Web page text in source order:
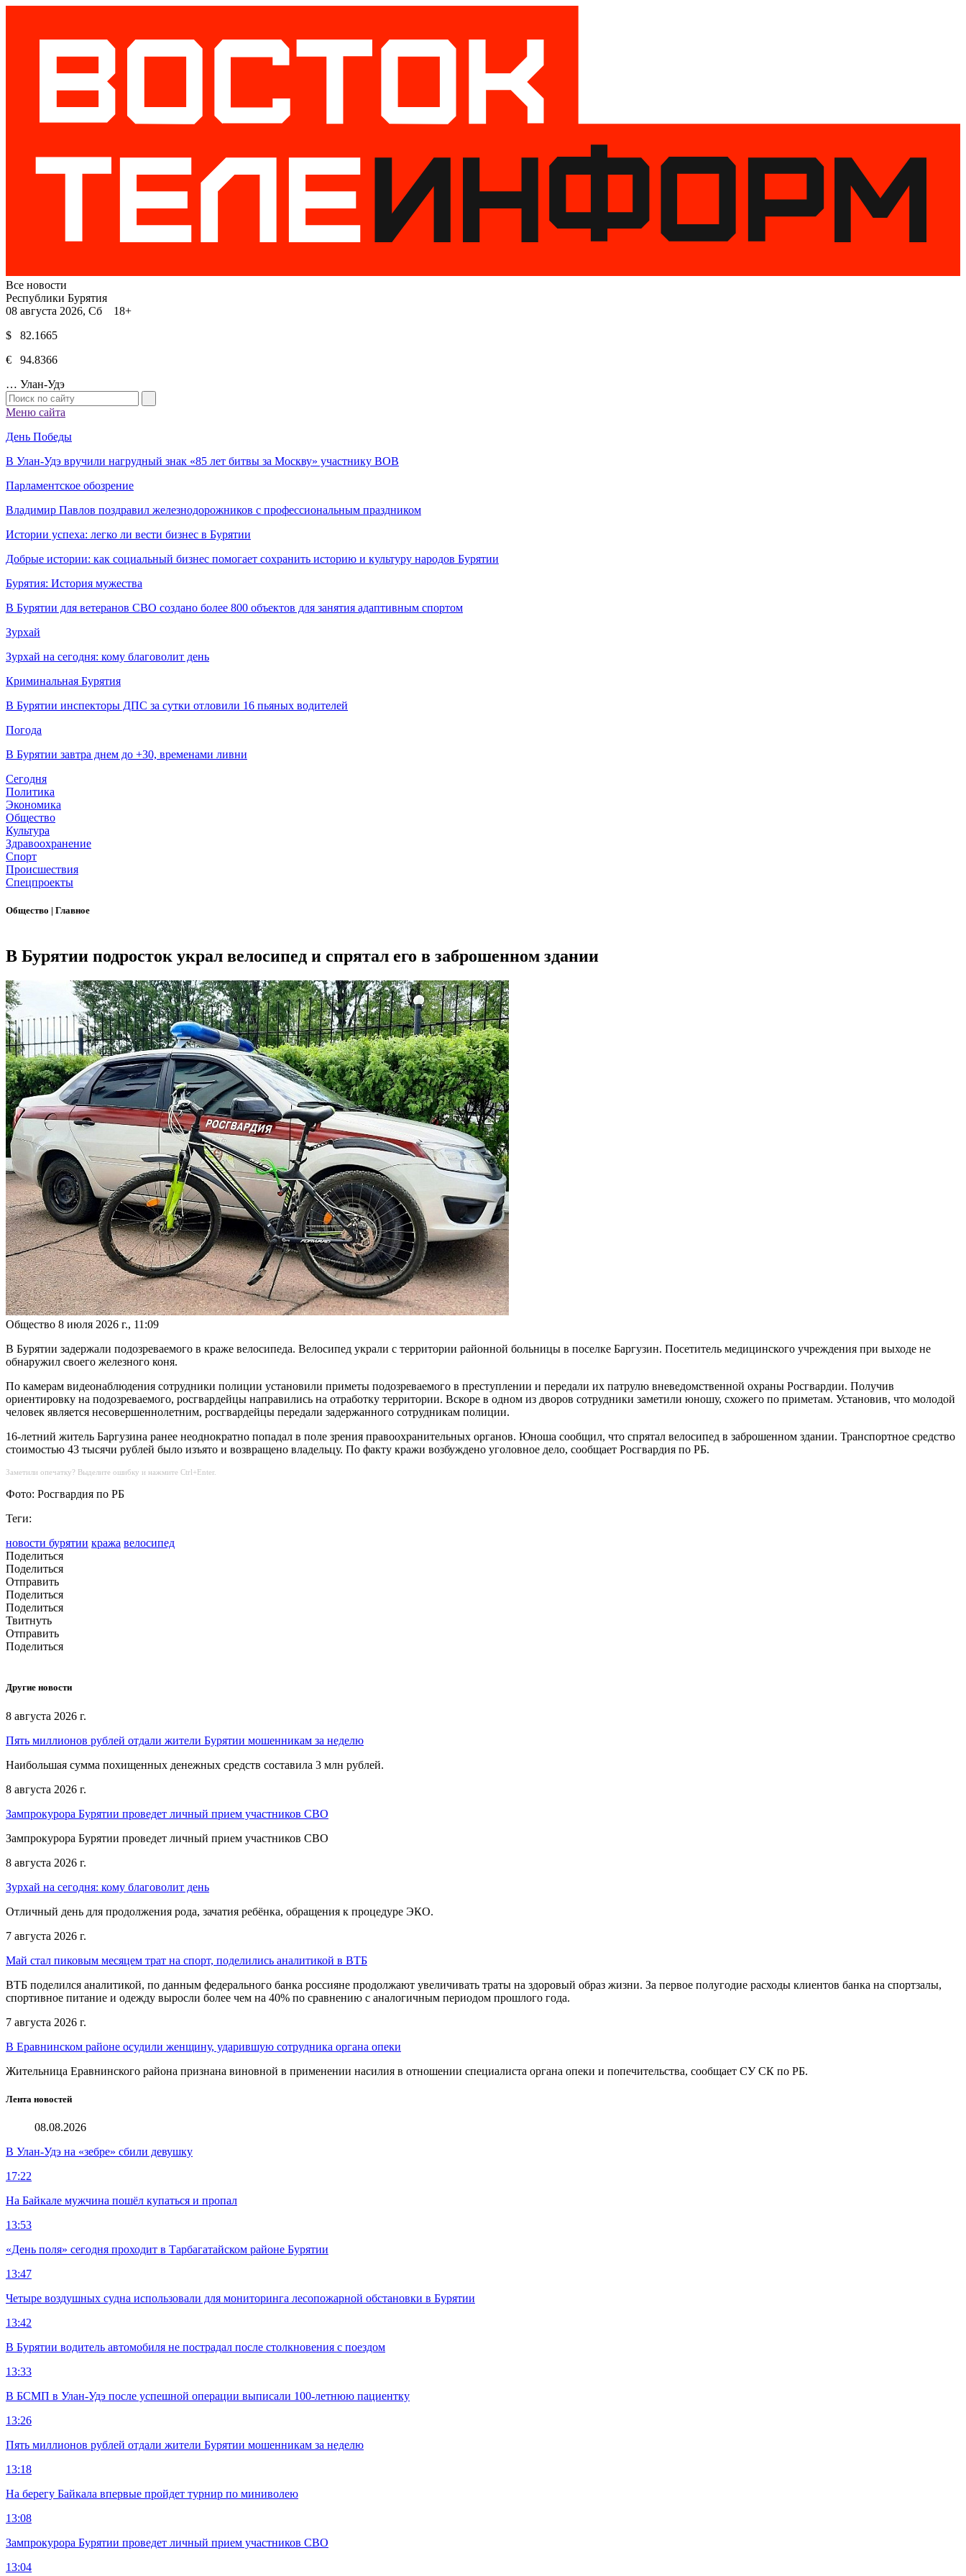
Все новости
Республики Бурятия
08 августа 2026, Сб 18+
$ 82.1665
€ 94.8366
… Улан-Удэ
Меню сайта
День Победы
В Улан-Удэ вручили нагрудный знак «85 лет битвы за Москву» участнику ВОВ
Парламентское обозрение
Владимир Павлов поздравил железнодорожников с профессиональным праздником
Истории успеха: легко ли вести бизнес в Бурятии
Добрые истории: как социальный бизнес помогает сохранить историю и культуру народов Бурятии
Бурятия: История мужества
В Бурятии для ветеранов СВО создано более 800 объектов для занятия адаптивным спортом
Зурхай
Зурхай на сегодня: кому благоволит день
Криминальная Бурятия
В Бурятии инспекторы ДПС за сутки отловили 16 пьяных водителей
Погода
В Бурятии завтра днем до +30, временами ливни
Сегодня
Политика
Экономика
Общество
Культура
Здравоохранение
Спорт
Происшествия
Спецпроекты
Общество | Главное
В Бурятии подросток украл велосипед и спрятал его в заброшенном здании
Общество 8 июля 2026 г., 11:09
В Бурятии задержали подозреваемого в краже велосипеда. Велосипед украли с территории районной больницы в поселке Баргузин. Посетитель медицинского учреждения при выходе не
обнаружил своего железного коня.
По камерам видеонаблюдения сотрудники полиции установили приметы подозреваемого в преступлении и передали их патрулю вневедомственной охраны Росгвардии. Получив
ориентировку на подозреваемого, росгвардейцы направились на отработку территории. Вскоре в одном из дворов сотрудники заметили юношу, схожего по приметам. Установив, что молодой
человек является несовершеннолетним, росгвардейцы передали задержанного сотрудникам полиции.
16-летний житель Баргузина ранее неоднократно попадал в поле зрения правоохранительных органов. Юноша сообщил, что спрятал велосипед в заброшенном здании. Транспортное средство
стоимостью 43 тысячи рублей было изъято и возвращено владельцу. По факту кражи возбуждено уголовное дело, сообщает Росгвардия по РБ.
Заметили опечатку? Выделите ошибку и нажмите Ctrl+Enter.
Фото: Росгвардия по РБ
Теги:
новости бурятии кража велосипед
Поделиться
Поделиться
Отправить
Поделиться
Поделиться
Твитнуть
Отправить
Поделиться
Другие новости
8 августа 2026 г.
Пять миллионов рублей отдали жители Бурятии мошенникам за неделю
Наибольшая сумма похищенных денежных средств составила 3 млн рублей.
8 августа 2026 г.
Зампрокурора Бурятии проведет личный прием участников СВО
Зампрокурора Бурятии проведет личный прием участников СВО
8 августа 2026 г.
Зурхай на сегодня: кому благоволит день
Отличный день для продолжения рода, зачатия ребёнка, обращения к процедуре ЭКО.
7 августа 2026 г.
Май стал пиковым месяцем трат на спорт, поделились аналитикой в ВТБ
ВТБ поделился аналитикой, по данным федерального банка россияне продолжают увеличивать траты на здоровый образ жизни. За первое полугодие расходы клиентов банка на спортзалы,
спортивное питание и одежду выросли более чем на 40% по сравнению с аналогичным периодом прошлого года.
7 августа 2026 г.
В Еравнинском районе осудили женщину, ударившую сотрудника органа опеки
Жительница Еравнинского района признана виновной в применении насилия в отношении специалиста органа опеки и попечительства, сообщает СУ СК по РБ.
Лента новостей
08.08.2026
В Улан-Удэ на «зебре» сбили девушку
17:22
На Байкале мужчина пошёл купаться и пропал
13:53
«День поля» сегодня проходит в Тарбагатайском районе Бурятии
13:47
Четыре воздушных судна использовали для мониторинга лесопожарной обстановки в Бурятии
13:42
В Бурятии водитель автомобиля не пострадал после столкновения с поездом
13:33
В БСМП в Улан-Удэ после успешной операции выписали 100-летнюю пациентку
13:26
Пять миллионов рублей отдали жители Бурятии мошенникам за неделю
13:18
На берегу Байкала впервые пройдет турнир по миниволею
13:08
Зампрокурора Бурятии проведет личный прием участников СВО
13:04